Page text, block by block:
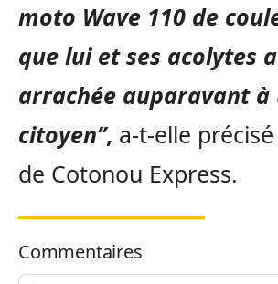
moto Wave 110 de
que lui et ses acolytes
arrachée auparavant à
citoyen’’, a-t-elle
de Cotonou Express.
Commentaires